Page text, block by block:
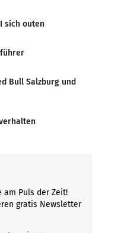
sich outen
Bull Salzburg und
am Puls der Zeit!
gratis Newsletter